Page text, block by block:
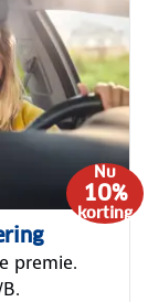
Nu
10%
korting
premie.